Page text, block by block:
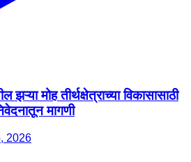
मोह तीर्थक्षेत्राच्या विकासासाठी
मागणी
2026